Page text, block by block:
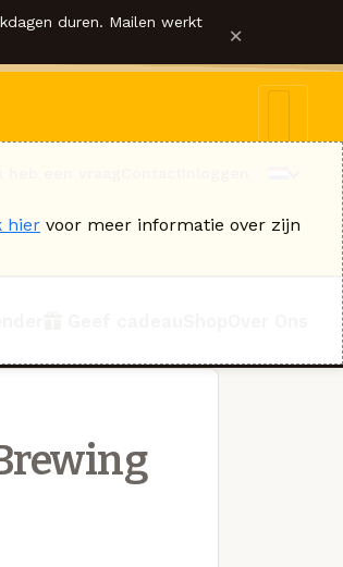
duren. Mailen werkt ×
hier voor meer informatie over zijn